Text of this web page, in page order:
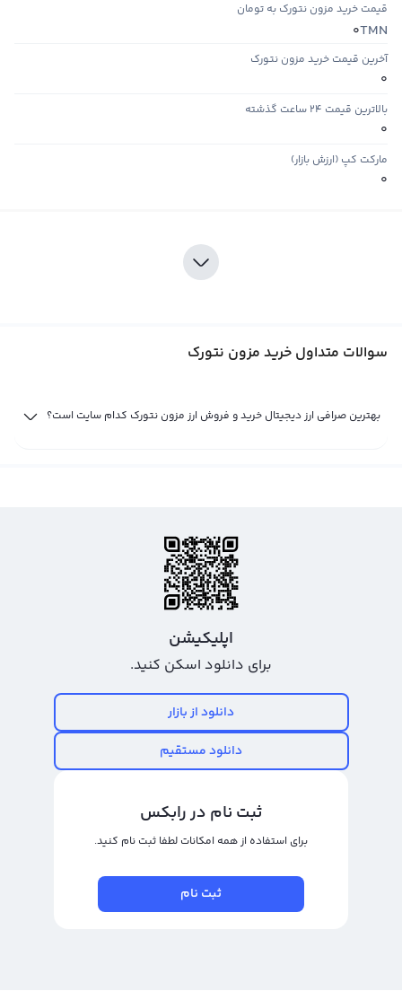
قیمت خرید مزون نتورک به تومان
TMN
0
آخرین قیمت خرید مزون نتورک
0
بالاترین قیمت ۲۴ ساعت گذشته
0
مارکت کپ (ارزش بازار)
0
سوالات متداول خرید مزون نتورک
بهترین صرافی ارز دیجیتال خرید و فروش ارز مزون نتورک کدام سایت است؟
اپلیکیشن
برای دانلود اسکن کنید.
دانلود از بازار
دانلود مستقیم
ثبت نام در رابکس
برای استفاده از همه امکانات لطفا ثبت نام کنید.
ثبت نام